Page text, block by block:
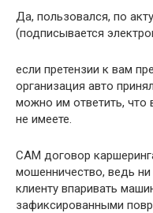
Да, пользовался, по
(подписывается
если претензии к вам
организация авто
можно им ответить,
не имеете.
САМ договор
мошенничество, ведь
клиенту впаривать
зафиксированными